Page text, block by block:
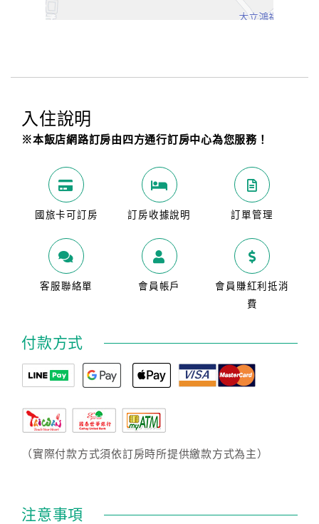
入住說明
※本飯店網路訂房由四方通行訂房中心為您服務！
國旅卡可訂房 訂房收據說明 訂單管理
客服聯絡單 會員帳戶
會員賺紅利抵消
費
付款方式
（實際付款方式須依訂房時所提供繳款方式為主）
注意事項